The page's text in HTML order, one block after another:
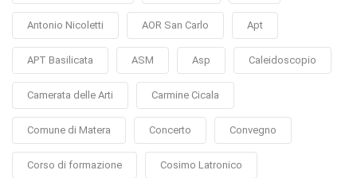
Antonio Nicoletti AOR San Carlo Apt
APT Basilicata ASM Asp Caleidoscopio
Camerata delle Arti Carmine Cicala
Comune di Matera Concerto Convegno
Corso di formazione Cosimo Latronico